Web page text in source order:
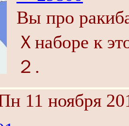
Вы про
Ｘнаборе к
２.
11 ноября